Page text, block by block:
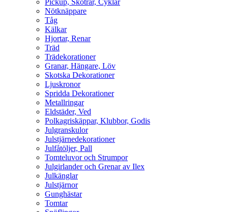
Pickup, Skotrar, Cyklar
Nötknäppare
Tåg
Kälkar
Hjortar, Renar
Träd
Trädekorationer
Granar, Hängare, Löv
Skotska Dekorationer
Ljuskronor
Spridda Dekorationer
Metallringar
Eldstäder, Ved
Polkagriskäppar, Klubbor, Godis
Julgranskulor
Julstjärnedekorationer
Julfåtöljer, Pall
Tomteluvor och Strumpor
Julgirlander och Grenar av Ilex
Julkänglar
Julstjärnor
Gunghästar
Tomtar